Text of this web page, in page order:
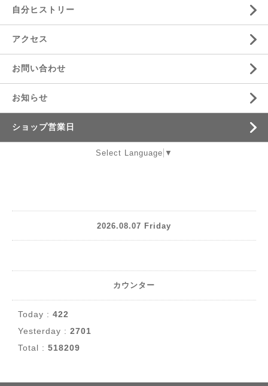
自分ヒストリー
アクセス
お問い合わせ
お知らせ
ショップ営業日
Select Language ▼
2026.08.07 Friday
カウンター
Today : 422
Yesterday : 2701
Total : 518209